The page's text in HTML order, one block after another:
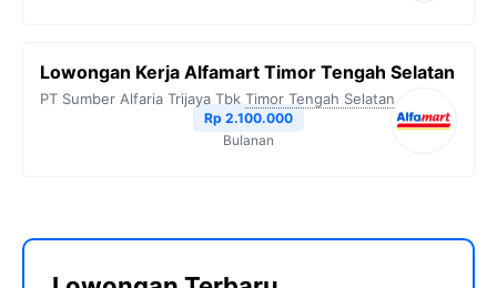
Lowongan Kerja Alfamart Timor Tengah Selatan
PT Sumber Alfaria Trijaya Tbk Timor Tengah Selatan
Rp 2.100.000
Bulanan